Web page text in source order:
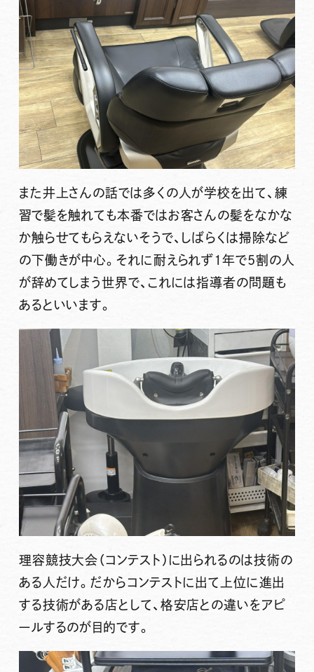
また井上さんの話では多くの人が学校を出て、練
習で髪を触れても本番ではお客さんの髪をなかな
か触らせてもらえないそうで、しばらくは掃除など
の下働きが中心。それに耐えられず1年で5割の人
が辞めてしまう世界で、これには指導者の問題も
あるといいます。
理容競技大会（コンテスト）に出られるのは技術の
ある人だけ。だからコンテストに出て上位に進出
する技術がある店として、格安店との違いをアピ
ールするのが目的です。